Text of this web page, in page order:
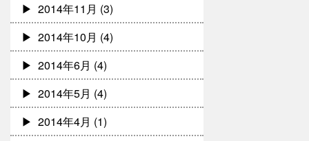
2014年11月 (3)
2014年10月 (4)
2014年6月 (4)
2014年5月 (4)
2014年4月 (1)